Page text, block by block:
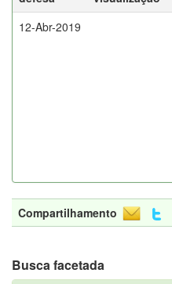
12-Abr-2019
Compartilhamento
Busca facetada